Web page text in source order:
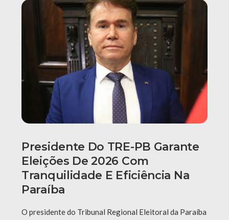
Presidente Do TRE-PB Garante
Eleições De 2026 Com
Tranquilidade E Eficiência Na
Paraíba
O presidente do Tribunal Regional Eleitoral da Paraíba